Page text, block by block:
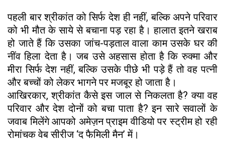
पहली बार श्रीकांत को सिर्फ देश ही नहीं, बल्कि अपने परिवार
को भी मौत के साये से बचाना पड़ रहा है। हालात इतने खराब
हो जाते हैं कि उसका जांच-पड़ताल वाला काम उसके घर की
नींव हिला देता है। जब उसे अहसास होता है कि रुक्मा और
मीरा सिर्फ देश नहीं, बल्कि उसके पीछे भी पड़े हैं तो वह पत्नी
और बच्चों को लेकर भागने पर मजबूर हो जाता है।
आखिरकार, श्रीकांत कैसे इस जाल से निकलता है? क्या वह
परिवार और देश दोनों को बचा पाता है? इन सारे सवालों के
जवाब मिलेंगे आपको अमेज़न प्राइम वीडियो पर स्ट्रीम हो रही
रोमांचक वेब सीरीज ‘द फैमिली मैन’ में।